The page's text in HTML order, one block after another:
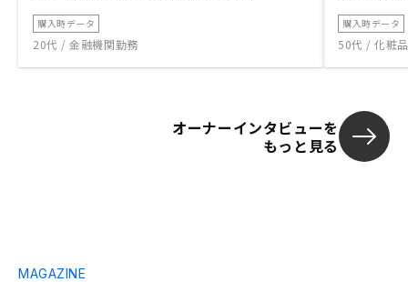
購入時データ
20代 / 金融機関勤務
購入時データ
50代 / 化粧
オーナーインタビューを
もっと見る
MAGAZINE